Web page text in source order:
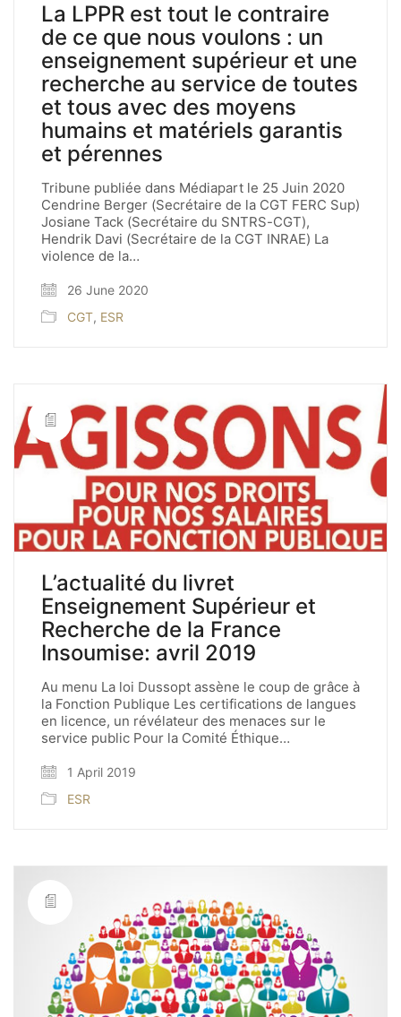
La LPPR est tout le contraire
de ce que nous voulons : un
enseignement supérieur et une
recherche au service de toutes
et tous avec des moyens
humains et matériels garantis
et pérennes
Tribune publiée dans Médiapart le 25 Juin 2020
Cendrine Berger (Secrétaire de la CGT FERC Sup)
Josiane Tack (Secrétaire du SNTRS-CGT),
Hendrik Davi (Secrétaire de la CGT INRAE) La
violence de la…
26 June 2020
CGT, ESR
L’actualité du livret
Enseignement Supérieur et
Recherche de la France
Insoumise: avril 2019
Au menu La loi Dussopt assène le coup de grâce à
la Fonction Publique Les certifications de langues
en licence, un révélateur des menaces sur le
service public Pour la Comité Éthique…
1 April 2019
ESR